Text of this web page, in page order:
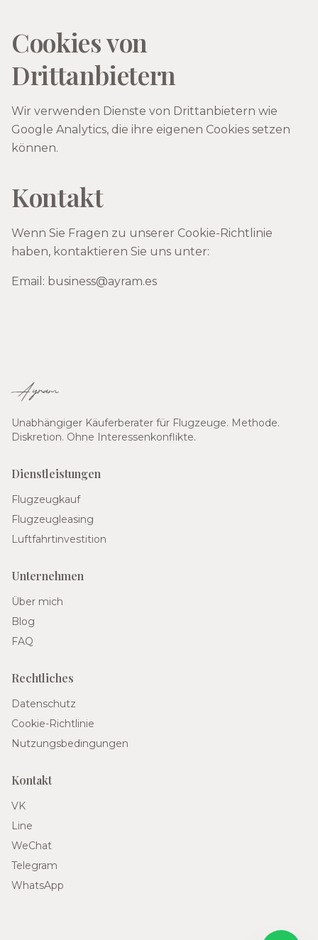
Cookies von
Drittanbietern
Wir verwenden Dienste von Drittanbietern wie
Google Analytics, die ihre eigenen Cookies setzen
können.
Kontakt
Wenn Sie Fragen zu unserer Cookie-Richtlinie
haben, kontaktieren Sie uns unter:
Email: business@ayram.es
Ayram
Unabhängiger Käuferberater für Flugzeuge. Methode.
Diskretion. Ohne Interessenkonflikte.
Dienstleistungen
Flugzeugkauf
Flugzeugleasing
Luftfahrtinvestition
Unternehmen
Über mich
Blog
FAQ
Rechtliches
Datenschutz
Cookie-Richtlinie
Nutzungsbedingungen
Kontakt
VK
Line
WeChat
Telegram
WhatsApp